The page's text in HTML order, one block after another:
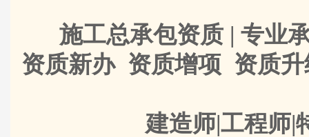
施工总承包资质 | 专业
资质新办 资质增项 资质
建造师|工程师|